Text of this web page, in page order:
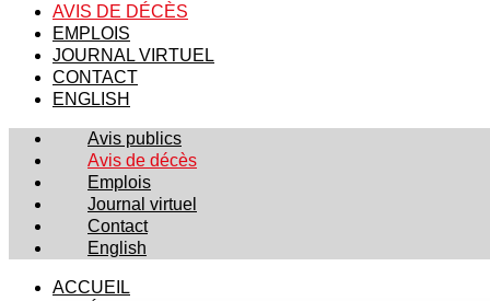
AVIS DE DÉCÈS
EMPLOIS
JOURNAL VIRTUEL
CONTACT
ENGLISH
Avis publics
Avis de décès
Emplois
Journal virtuel
Contact
English
ACCUEIL